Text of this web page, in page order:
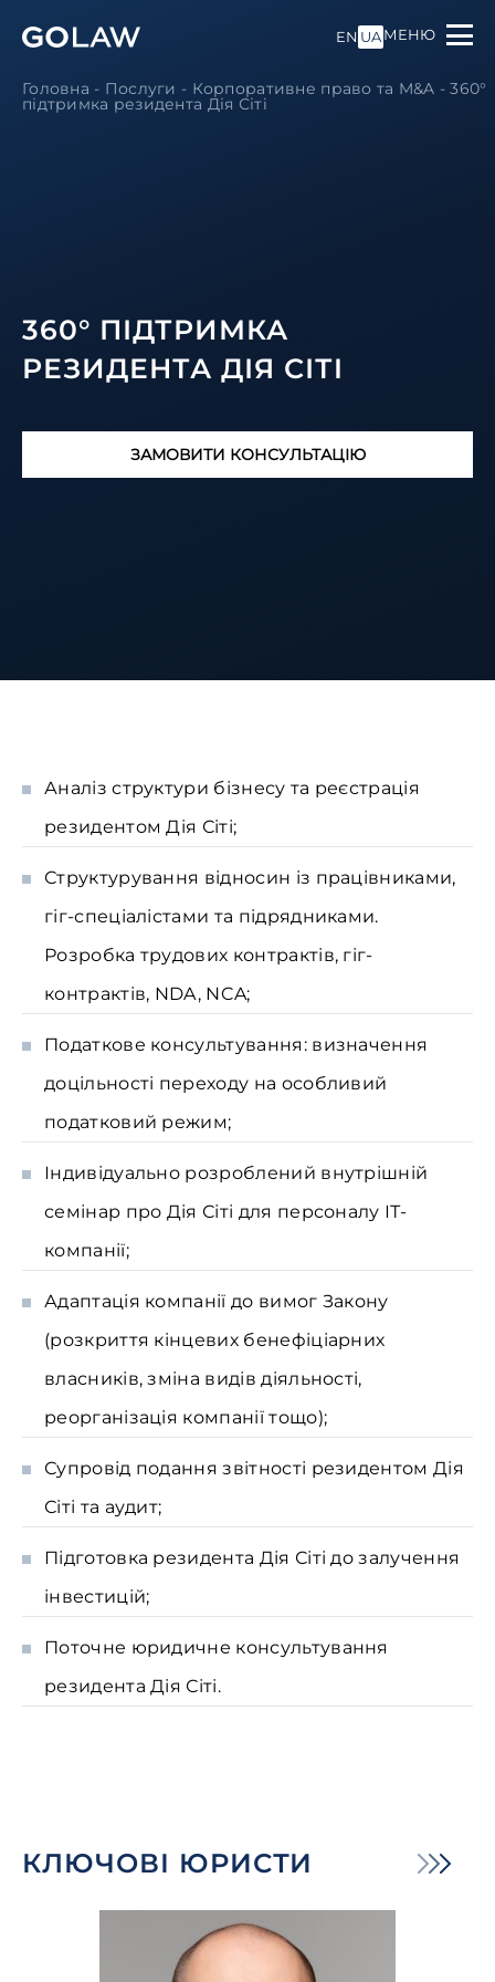
EN UAМЕНЮ
Головна - Послуги - Корпоративне право та M&A -360°
підтримка резидента Дія Сітi
360° ПІДТРИМКА
РЕЗИДЕНТА ДІЯ СІТI
ЗАМОВИТИ КОНСУЛЬТАЦІЮ
Аналіз структури бізнесу та реєстрація
резидентом Дія Сіті;
Структурування відносин із працівниками,
гіг-спеціалістами та підрядниками.
Розробка трудових контрактів, гіг-
контрактів, NDA, NCA;
Податкове консультування: визначення
доцільності переходу на особливий
податковий режим;
Індивідуально розроблений внутрішній
семінар про Дія Сіті для персоналу ІТ-
компанії;
Адаптація компанії до вимог Закону
(розкриття кінцевих бенефіціарних
власників, зміна видів діяльності,
реорганізація компанії тощо);
Супровід подання звітності резидентом Дія
Сіті та аудит;
Підготовка резидента Дія Сіті до залучення
інвестицій;
Поточне юридичне консультування
резидента Дія Сіті.
КЛЮЧОВІ ЮРИСТИ